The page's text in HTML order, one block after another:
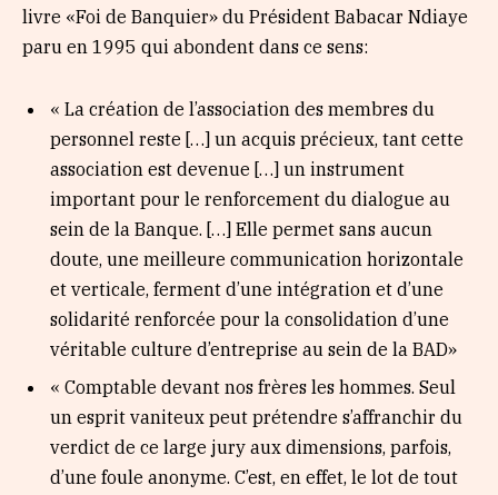
livre «Foi de Banquier» du Président Babacar Ndiaye
paru en 1995 qui abondent dans ce sens:
« La création de l’association des membres du
personnel reste […] un acquis précieux, tant cette
association est devenue […] un instrument
important pour le renforcement du dialogue au
sein de la Banque. […] Elle permet sans aucun
doute, une meilleure communication horizontale
et verticale, ferment d’une intégration et d’une
solidarité renforcée pour la consolidation d’une
véritable culture d’entreprise au sein de la BAD»
« Comptable devant nos frères les hommes. Seul
un esprit vaniteux peut prétendre s’affranchir du
verdict de ce large jury aux dimensions, parfois,
d’une foule anonyme. C’est, en effet, le lot de tout